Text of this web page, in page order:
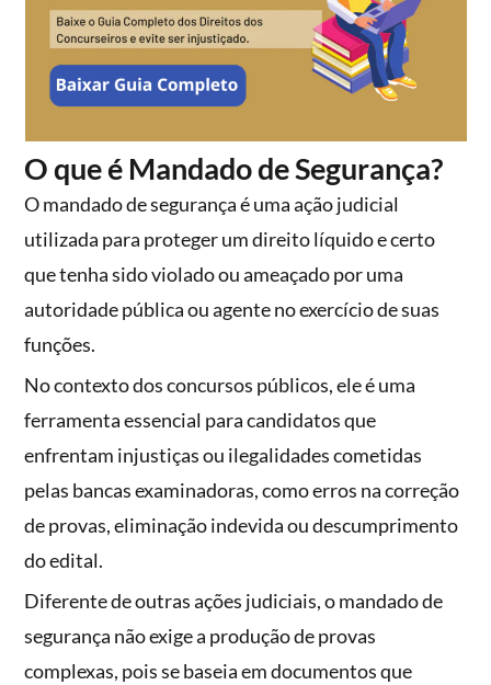
O que é Mandado de Segurança?
O mandado de segurança é uma ação judicial
utilizada para proteger um direito líquido e certo
que tenha sido violado ou ameaçado por uma
autoridade pública ou agente no exercício de suas
funções.
No contexto dos concursos públicos, ele é uma
ferramenta essencial para candidatos que
enfrentam injustiças ou ilegalidades cometidas
pelas bancas examinadoras, como erros na correção
de provas, eliminação indevida ou descumprimento
do edital.
Diferente de outras ações judiciais, o mandado de
segurança não exige a produção de provas
complexas, pois se baseia em documentos que